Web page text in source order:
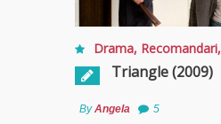
Drama, Recomandari,
Triangle (2009)
ByAngela 5